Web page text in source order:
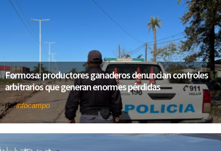
Formosa: productores ganaderos denuncian controles
arbitrarios que generan enormes pérdidas
Porinfocampo